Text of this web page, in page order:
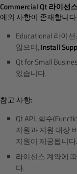
Commercial Qt 라이선
예외 사항이 존재합니
Educational 라이
않으며, Install
Qt for Small
있습니다.
참고 사항:
Qt API, 함수
지원과 지원 대상
지원이 제공됩니다.
라이선스 계약에
다.